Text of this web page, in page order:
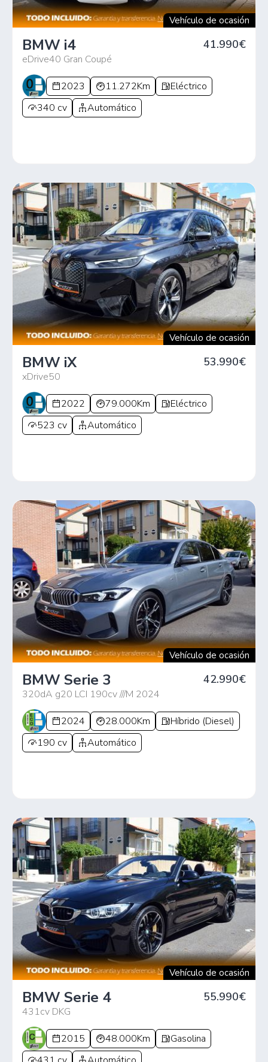
Vehículo de ocasión
BMW i4
eDrive40 Gran Coupé
41.990€
2023 11.272Km
Eléctrico
340 cv
Automático
Vehículo de ocasión
BMW iX
xDrive50
53.990€
2022 79.000Km
Eléctrico
523 cv
Automático
Vehículo de ocasión
BMW Serie 3
320dA g20 LCI 190cv ///M 2024
42.990€
2024 28.000Km
Híbrido (Diesel)
190 cv
Automático
Vehículo de ocasión
BMW Serie 4
431cv DKG
55.990€
2015 48.000Km
Gasolina